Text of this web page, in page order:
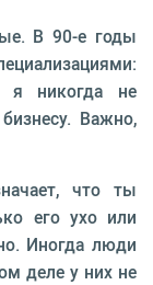
В 90-е годы
я никогда не
Важно,
что ты
его ухо или
Иногда люди
деле у них не